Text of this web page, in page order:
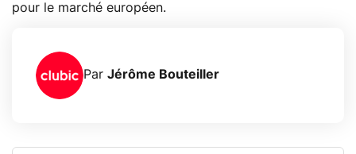
pour le marché européen.
Par Jérôme Bouteiller